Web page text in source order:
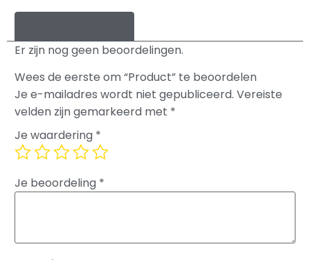
Er zijn nog geen beoordelingen.
Wees de eerste om “Product” te beoordelen
Je e-mailadres wordt niet gepubliceerd. Vereiste
velden zijn gemarkeerd met *
Je waardering *
Je beoordeling *